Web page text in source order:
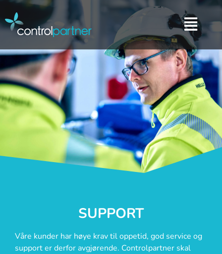
SUPPORT
Våre kunder har høye krav til oppetid, god service og
support er derfor avgjørende. Controlpartner skal